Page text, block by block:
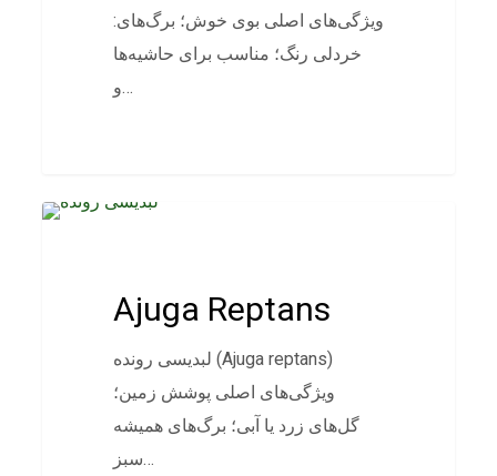
:ویژگی‌های اصلی بوی خوش؛ برگ‌های
خردلی رنگ؛ مناسب برای حاشیه‌ها
و…
Ajuga Reptans
لبدیسی رونده (Ajuga reptans)
ویژگی‌های اصلی پوشش زمین؛
گل‌های زرد یا آبی؛ برگ‌های همیشه
سبز…